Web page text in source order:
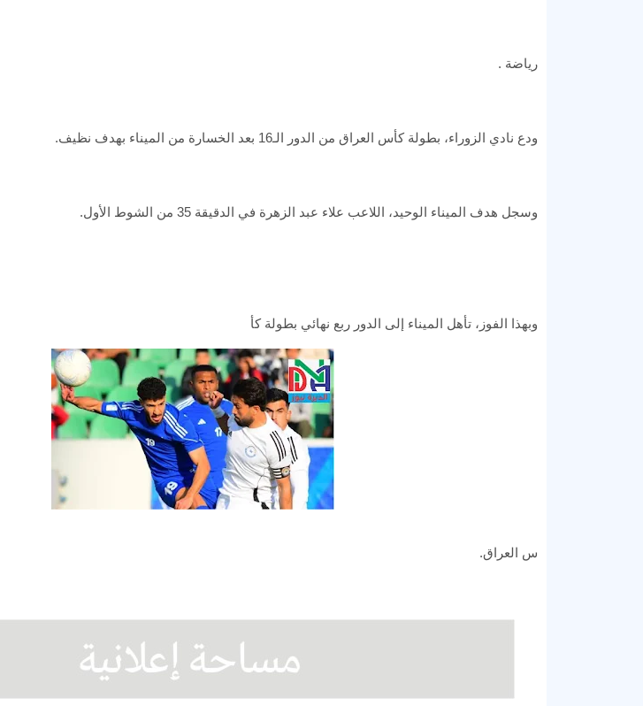
رياضة .
ودع نادي الزوراء، بطولة كأس العراق من الدور الـ16 بعد الخسارة من الميناء بهدف نظيف.
وسجل هدف الميناء الوحيد، اللاعب علاء عبد الزهرة في الدقيقة 35 من الشوط الأول.
وبهذا الفوز، تأهل الميناء إلى الدور ربع نهائي بطولة كأ
س العراق.